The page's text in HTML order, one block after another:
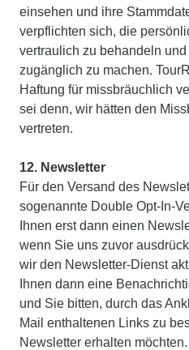
einsehen und ihre
verpflichten sich, die
vertraulich zu behandeln
zugänglich zu machen.
Haftung für missbräuchlich
sei denn, wir hätten den
vertreten.
12. Newsletter
Für den Versand des
sogenannte Double Opt-In-
Ihnen erst dann einen
wenn Sie uns zuvor
wir den Newsletter-Dienst
Ihnen dann eine
und Sie bitten, durch das
Mail enthaltenen Links zu
Newsletter erhalten